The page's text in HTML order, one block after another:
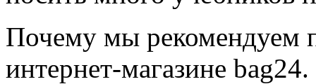
Почему мы рекомендуем
интернет-магазине